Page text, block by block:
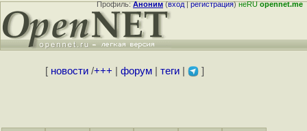
Профиль:Аноним(вход|регистрация)неRUopennet.me
[ новости/+++ форум| теги| ]